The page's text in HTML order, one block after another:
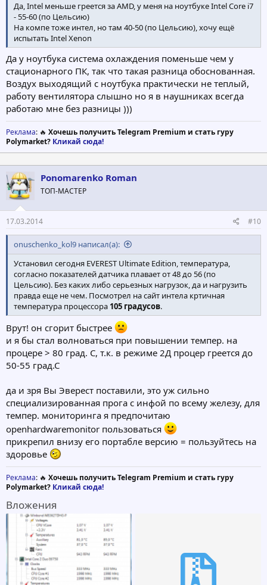
Да, Intel меньше греется за AMD, у меня на ноутбуке Intel Core i7
- 55-60 (по Цельсию)
На компе тоже интел, но там 40-50 (по Цельсию), хочу ещё
испытать Intel Xenon
Да у ноутбука система охлаждения поменьше чем у
стационарного ПК, так что такая разница обоснованная.
Воздух выходящий с ноутбука практически не теплый,
работу вентилятора слышно но я в наушниках всегда
работаю мне без разницы )))
Реклама: 🔥 Хочешь получить Telegram Premium и стать гуру
Polymarket? Кликай сюда!
Ponomarenko Roman
ТОП-МАСТЕР
17.03.2014 #10
onuschenko_kol9 написал(а):
Установил сегодня EVEREST Ultimate Edition, температура,
согласно показателей датчика плавает от 48 до 56 (по
Цельсию). Без каких либо серьезных нагрузок, да и нагрузить
правда еще не чем. Посмотрел на сайт интела кртичная
температура процессора 105 градусов.
Врут! он сгорит быстрее
и я бы стал волноваться при повышении темпер. на
процере > 80 град. С, т.к. в режиме 2Д процер греется до
50-55 град.С
да и зря Вы Эверест поставили, это уж сильно
специализированная прога с инфой по всему железу, для
темпер. мониторинга я предпочитаю
openhardwaremonitor пользоваться
прикрепил внизу его портабле версию = пользуйтесь на
здоровье
Реклама: 🔥 Хочешь получить Telegram Premium и стать гуру
Polymarket? Кликай сюда!
Вложения